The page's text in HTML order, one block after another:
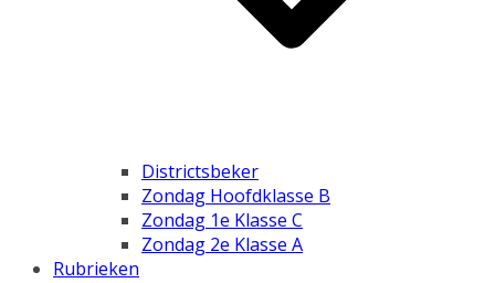
Districtsbeker
Zondag Hoofdklasse B
Zondag 1e Klasse C
Zondag 2e Klasse A
Rubrieken